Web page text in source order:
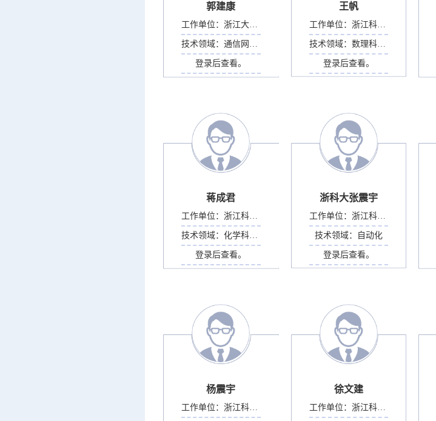
郭建康
工作单位： 浙江大学宁波理工学院
技术领域： 通信网络与通信系统安...
登录后查看。
王帆
工作单位： 浙江科技大学
技术领域： 数理科学部
登录后查看。
蒋成君
工作单位： 浙江科技大学
技术领域： 化学科学部
登录后查看。
浙科大张震宇
工作单位： 浙江科技大学
技术领域： 自动化
登录后查看。
杨震宇
工作单位： 浙江科技大学
徐文建
工作单位： 浙江科技大学